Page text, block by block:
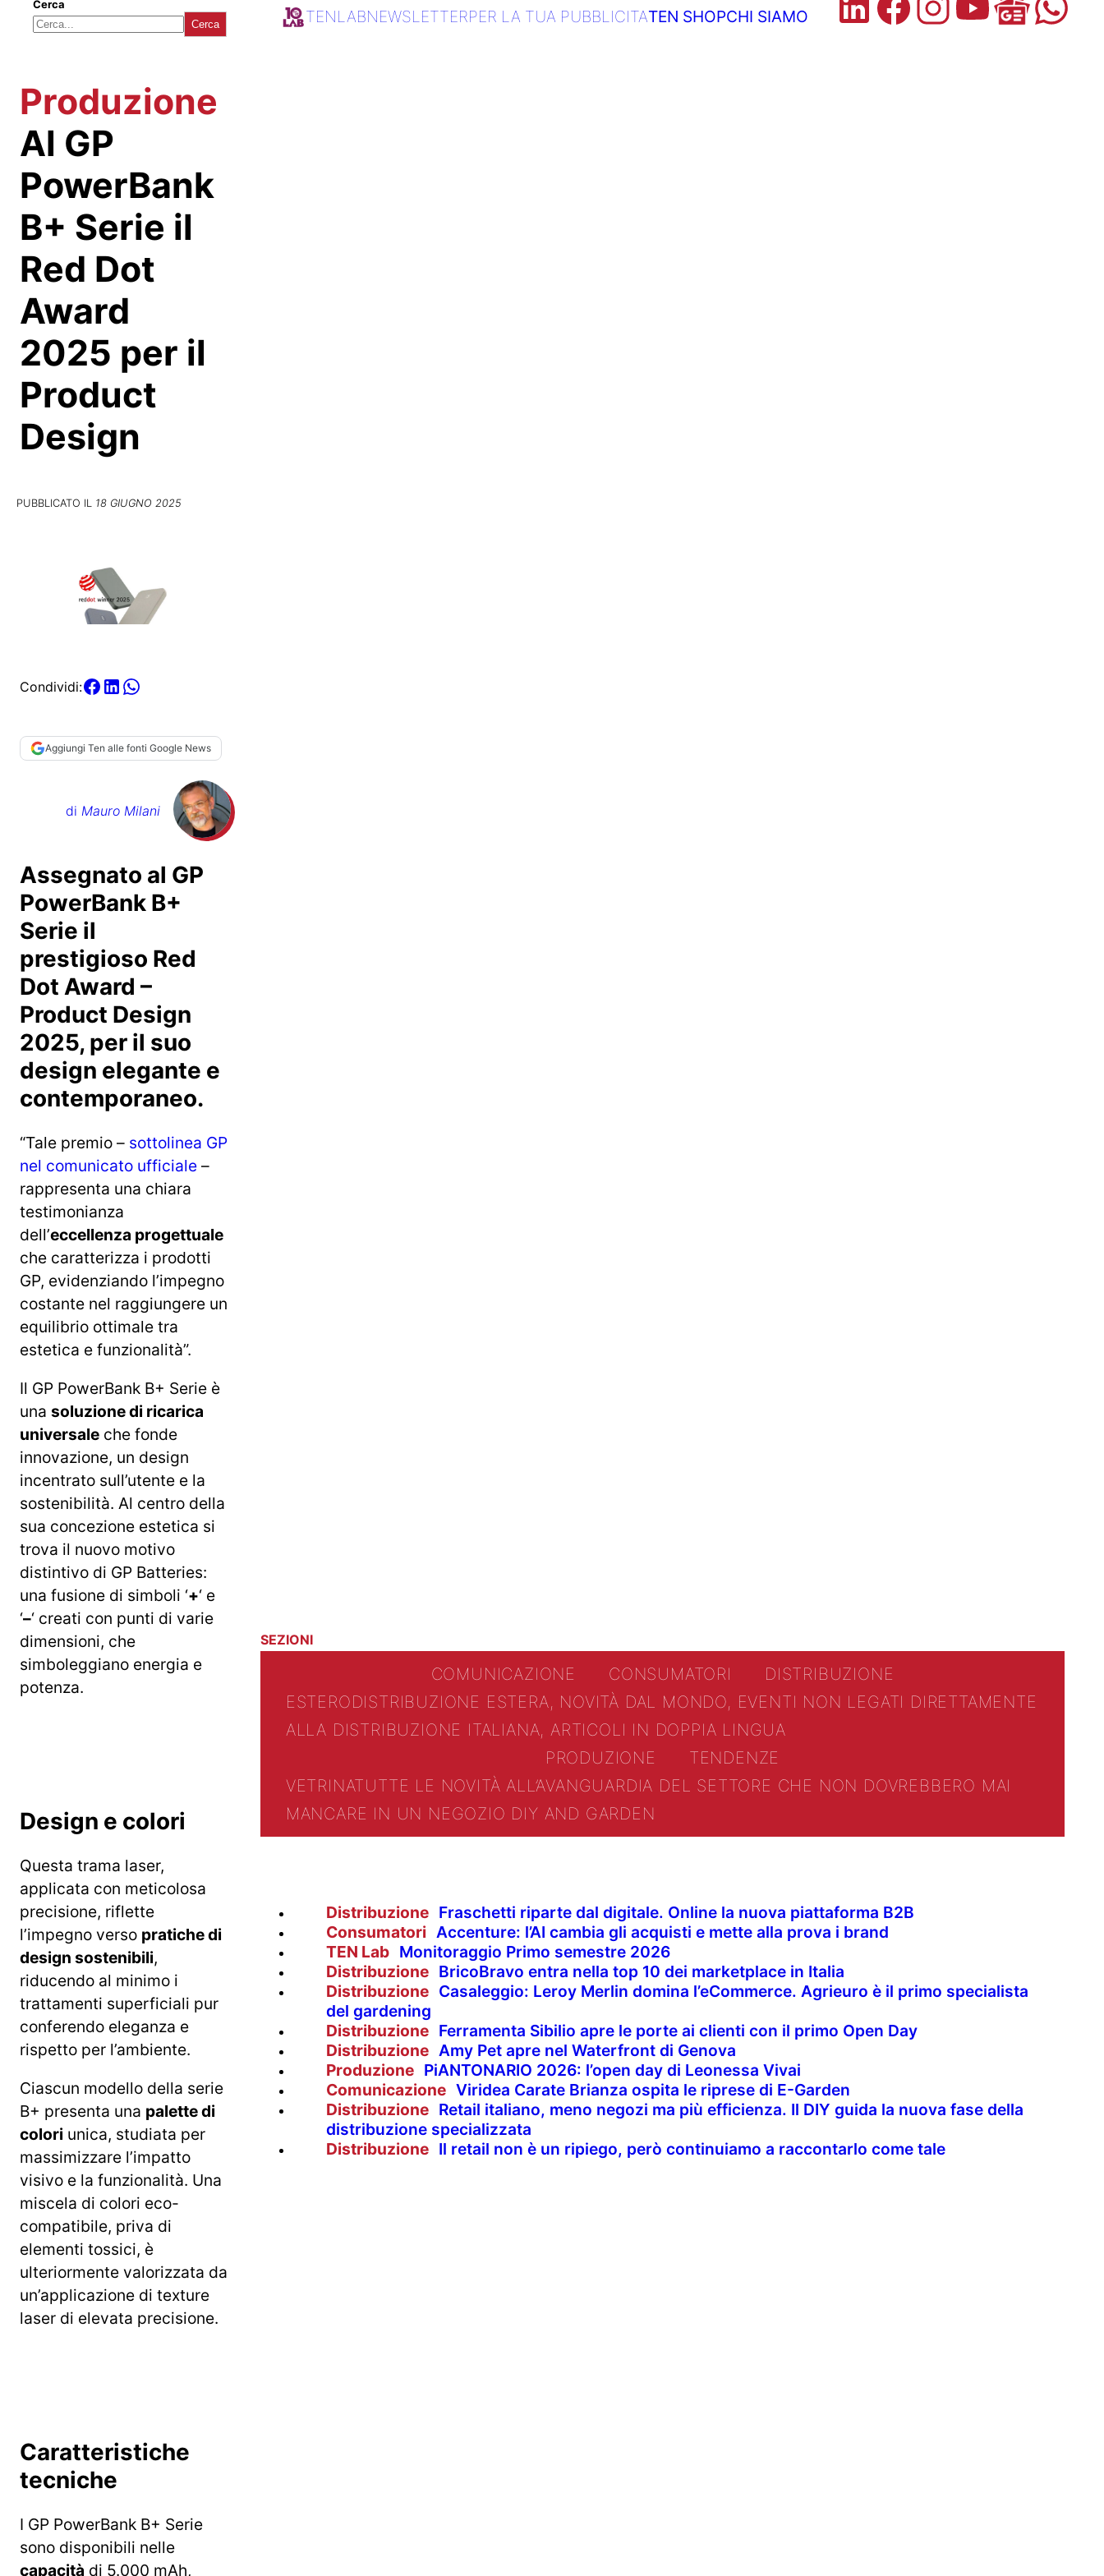
Cerca
Cerca TENLABNEWSLETTERPER LA TUA PUBBLICITATEN SHOPCHI SIAMO
Produzione
Al GP
PowerBank
B+ Serie il
Red Dot
Award
2025 per il
Product
Design
PUBBLICATO IL 18 GIUGNO 2025
Condividi:
Aggiungi Ten alle fonti Google News
di Mauro Milani
Assegnato al GP
PowerBank B+
Serie il
prestigioso Red
Dot Award –
Product Design
2025, per il suo
design elegante e
contemporaneo.
“Tale premio – sottolinea GP
nel comunicato ufficiale –
rappresenta una chiara
testimonianza
dell’eccellenza progettuale
che caratterizza i prodotti
GP, evidenziando l’impegno
costante nel raggiungere un
equilibrio ottimale tra
estetica e funzionalità”.
Il GP PowerBank B+ Serie è
una soluzione di ricarica
universale che fonde
innovazione, un design
incentrato sull’utente e la
sostenibilità. Al centro della
sua concezione estetica si
trova il nuovo motivo
distintivo di GP Batteries:
una fusione di simboli ‘+‘ e
‘–‘ creati con punti di varie
dimensioni, che
simboleggiano energia e
potenza.
Design e colori
Questa trama laser,
applicata con meticolosa
precisione, riflette
l’impegno verso pratiche di
design sostenibili,
riducendo al minimo i
trattamenti superficiali pur
conferendo eleganza e
rispetto per l’ambiente.
Ciascun modello della serie
B+ presenta una palette di
colori unica, studiata per
massimizzare l’impatto
visivo e la funzionalità. Una
miscela di colori eco-
compatibile, priva di
elementi tossici, è
ulteriormente valorizzata da
un’applicazione di texture
laser di elevata precisione.
Caratteristiche
tecniche
I GP PowerBank B+ Serie
sono disponibili nelle
capacità di 5.000 mAh,
SEZIONI
COMUNICAZIONE CONSUMATORI
DISTRIBUZIONE
ESTERODISTRIBUZIONE ESTERA, NOVITÀ DAL MONDO, EVENTI NON LEGATI DIRETTAMENTE
ALLA DISTRIBUZIONE ITALIANA, ARTICOLI IN DOPPIA LINGUA
PRODUZIONE
TENDENZE
VETRINATUTTE LE NOVITÀ ALL’AVANGUARDIA DEL SETTORE CHE NON DOVREBBERO MAI
MANCARE IN UN NEGOZIO DIY AND GARDEN
Distribuzione Fraschetti riparte dal digitale. Online la nuova piattaforma B2B
Consumatori Accenture: l’AI cambia gli acquisti e mette alla prova i brand
TEN Lab Monitoraggio Primo semestre 2026
Distribuzione BricoBravo entra nella top 10 dei marketplace in Italia
Distribuzione Casaleggio: Leroy Merlin domina l’eCommerce. Agrieuro è il primo specialista
del gardening
Distribuzione Ferramenta Sibilio apre le porte ai clienti con il primo Open Day
Distribuzione Amy Pet apre nel Waterfront di Genova
Produzione PiANTONARIO 2026: l’open day di Leonessa Vivai
Comunicazione Viridea Carate Brianza ospita le riprese di E-Garden
Distribuzione Retail italiano, meno negozi ma più efficienza. Il DIY guida la nuova fase della
distribuzione specializzata
Distribuzione Il retail non è un ripiego, però continuiamo a raccontarlo come tale